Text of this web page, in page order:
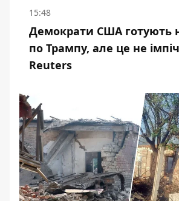
15:48
Демократи США готують
по Трампу, але це не
Reuters